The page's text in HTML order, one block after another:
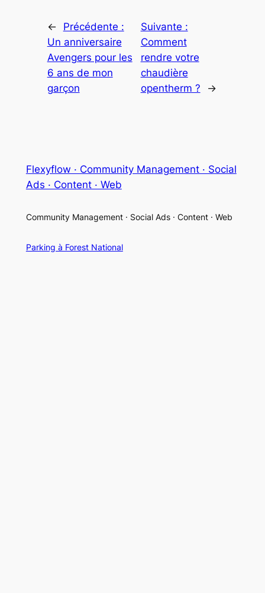
←
Précédente :
Un anniversaire
Avengers pour les
6 ans de mon
garçon
Suivante :
Comment
rendre votre
chaudière
opentherm ?
→
Flexyflow · Community Management · Social
Ads · Content · Web
Community Management · Social Ads · Content · Web
Parking à Forest National